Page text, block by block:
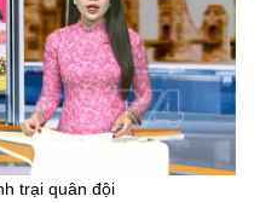
trại quân đội